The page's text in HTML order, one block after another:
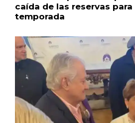
caída de las reservas
temporada